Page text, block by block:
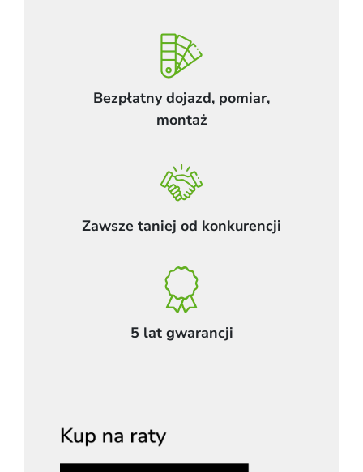
Bezpłatny dojazd, pomiar,
montaż
Zawsze taniej od konkurencji
5 lat gwarancji